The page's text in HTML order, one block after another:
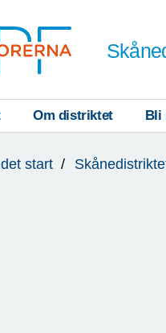
Om distriktet Bli
start